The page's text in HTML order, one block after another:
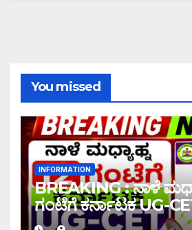
You missed
INFORMATION
BREAKING : ನಾಳೆ
ಗಂಟೆಗೆ ಕರ್ನಾಟಕ UG-
ಫಲಿತಾಂಶ ಪ್ರಕಟ |UG-